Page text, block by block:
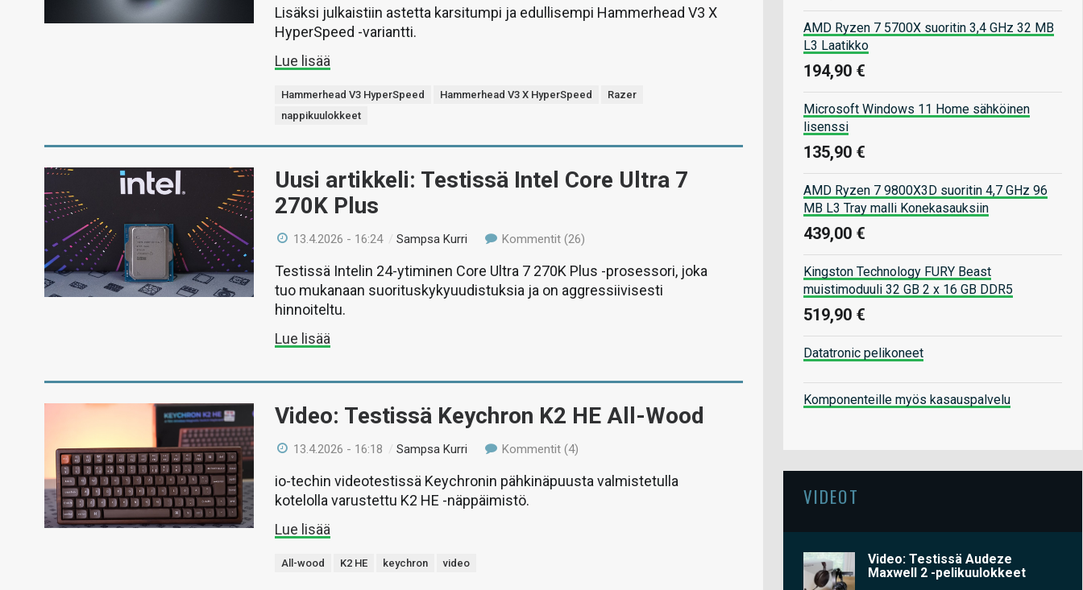
Lisäksi julkaistiin astetta karsitumpi ja edullisempi Hammerhead V3 X
HyperSpeed -variantti.
Lue lisää
Hammerhead V3 HyperSpeed Hammerhead V3 X HyperSpeed
Razer
nappikuulokkeet
Uusi artikkeli: Testissä Intel Core Ultra 7
270K Plus
13.4.2026 - 16:24 /Sampsa Kurri Kommentit (26)
Testissä Intelin 24-ytiminen Core Ultra 7 270K Plus -prosessori, joka
tuo mukanaan suorituskykyuudistuksia ja on aggressiivisesti
hinnoiteltu.
Lue lisää
Video: Testissä Keychron K2 HE All-Wood
13.4.2026 - 16:18 /Sampsa Kurri Kommentit (4)
io-techin videotestissä Keychronin pähkinäpuusta valmistetulla
kotelolla varustettu K2 HE -näppäimistö.
Lue lisää
All-wood K2 HE keychron video
AMD Ryzen 7 5700X suoritin 3,4 GHz 32 MB
L3 Laatikko
194,90 €
Microsoft Windows 11 Home sähköinen
lisenssi
135,90 €
AMD Ryzen 7 9800X3D suoritin 4,7 GHz 96
MB L3 Tray malli Konekasauksiin
439,00 €
Kingston Technology FURY Beast
muistimoduuli 32 GB 2 x 16 GB DDR5
519,90 €
Datatronic pelikoneet
Komponenteille myös kasauspalvelu
VIDEOT
Video: Testissä Audeze
Maxwell 2 -pelikuulokkeet